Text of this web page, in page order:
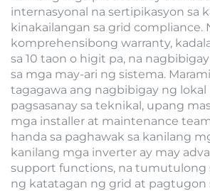
internasyonal na sertipikasyon sa
kinakailangan sa grid compliance.
komprehensibong warranty,
sa 10 taon o higit pa, na
sa mga may-ari ng sistema.
tagagawa ang nagbibigay ng lokal
pagsasanay sa teknikal, upang
mga installer at maintenance
handa sa paghawak sa kanilang
kanilang mga inverter ay may
support functions, na tumutulong
ng katatagan ng grid at pagtugon